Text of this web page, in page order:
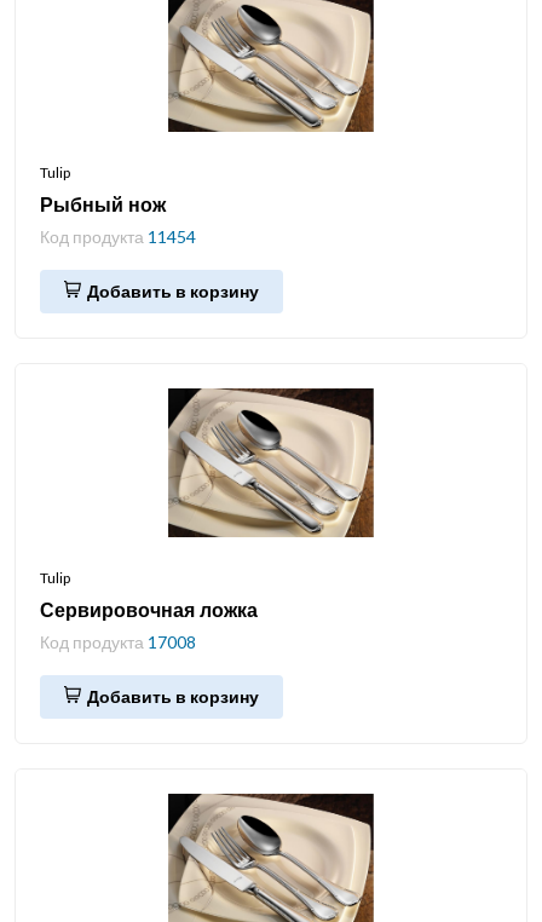
Tulip
Рыбный нож
Код продукта 11454
Добавить в корзину
Tulip
Сервировочная ложка
Код продукта 17008
Добавить в корзину